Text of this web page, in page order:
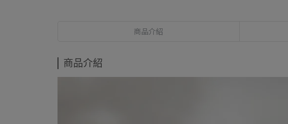
商品介紹
商品介紹